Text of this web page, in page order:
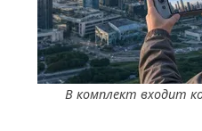
В комплект входит